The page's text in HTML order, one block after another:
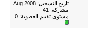
تاريخ التسجيل: Aug 2008
مشاركة: 41
مستوى تقييم العضوية: 0